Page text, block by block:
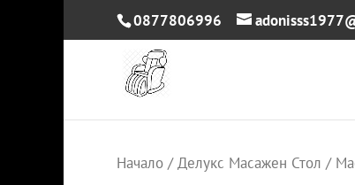
0877806996
Начало /Делукс Масажен Стол /